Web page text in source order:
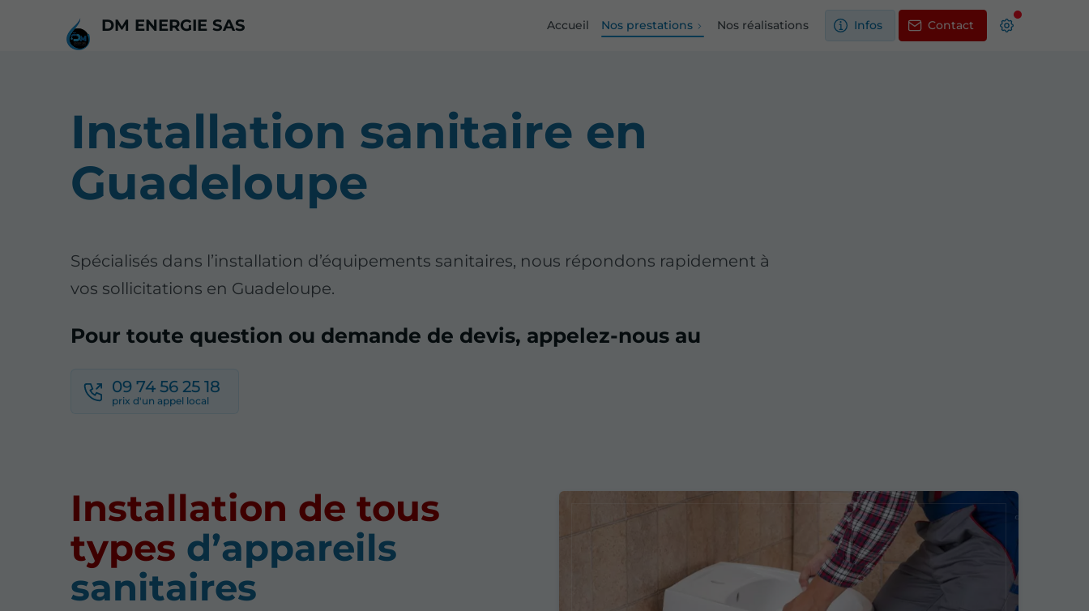
DM ENERGIE SAS Accueil Nos prestations Nos réalisations Infos Contact
Installation sanitaire en
Guadeloupe
Spécialisés dans l’installation d’équipements sanitaires, nous répondons rapidement à
vos sollicitations en Guadeloupe.
Pour toute question ou demande de devis, appelez-nous au
09 74 56 25 18
Installation de tous
types d’appareils
sanitaires